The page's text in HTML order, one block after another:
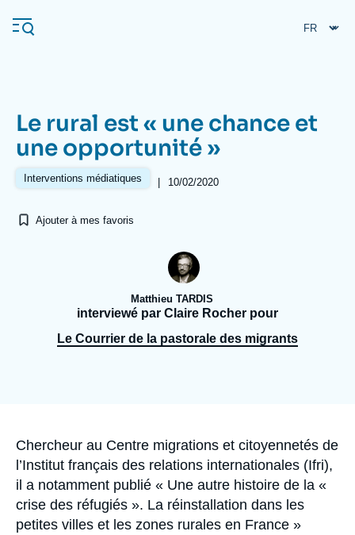
au
contenu
Navigation
principale
L'Ifri
Analyses
Recherches fréquentes
Proche-Orient
Le rural est « une chance et
une opportunité »
Interventions médiatiques | 10/02/2020
Ajouter à mes favoris
Matthieu TARDIS
interviewé par Claire Rocher pour
Le Courrier de la pastorale des migrants
Accroche
Chercheur au Centre migrations et citoyennetés de
l’Institut français des relations internationales (Ifri),
il a notamment publié « Une autre histoire de la «
crise des réfugiés ». La réinstallation dans les
petites villes et les zones rurales en France »